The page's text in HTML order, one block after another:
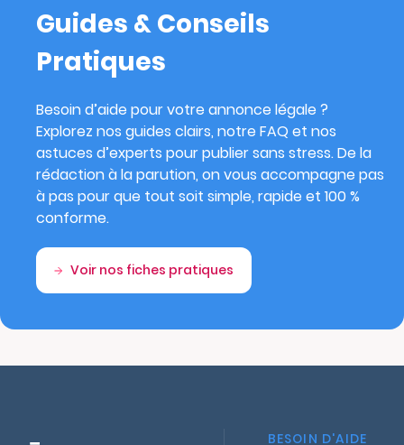
Guides & Conseils
Pratiques
Besoin d’aide pour votre annonce légale ?
Explorez nos guides clairs, notre FAQ et nos
astuces d’experts pour publier sans stress. De la
rédaction à la parution, on vous accompagne pas
à pas pour que tout soit simple, rapide et 100 %
conforme.
Voir nos fiches pratiques
BESOIN D'AIDE